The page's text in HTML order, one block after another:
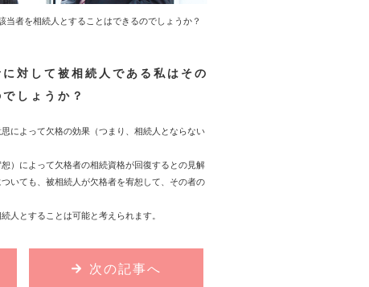
者を相続人とすることはできるのでしょうか？
対して被相続人である私はその
しょうか？
によって欠格の効果（つまり、相続人とならない
）によって欠格者の相続資格が回復するとの見解
いても、被相続人が欠格者を宥恕して、その者の
人とすることは可能と考えられます。
次の記事へ